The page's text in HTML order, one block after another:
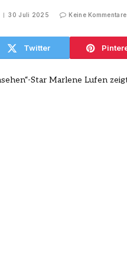
30 Juli 2025 Keine Kommentare
Twitter